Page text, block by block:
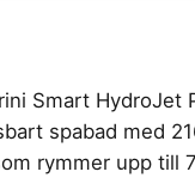
Airfryer
Brödrost
Dubbel
VR Headset
budget
Flugspö
Luftmadrass
Smart HydroJet
spabad med
rymmer upp till